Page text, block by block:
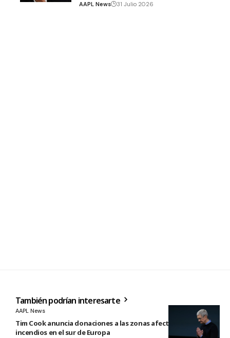
AAPL News 31 Julio 2026
También podrían interesarte
AAPL News
Tim Cook anuncia donaciones a las zonas afectadas por los
incendios en el sur de Europa